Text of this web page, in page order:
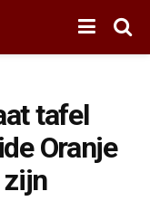
tafel
Oranje